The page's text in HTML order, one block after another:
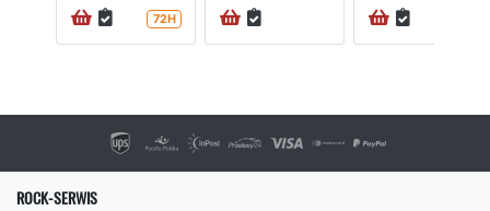
72H
ROCK-SERWIS